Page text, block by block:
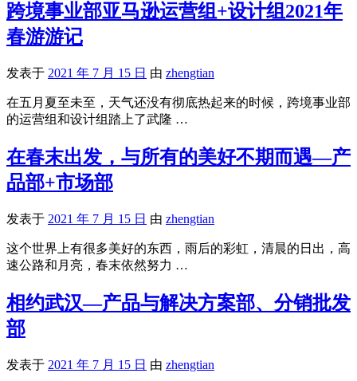
跨境事业部亚马逊运营组+设计组2021年
春游游记
发表于 2021 年 7 月 15 日 由 zhengtian
在五月夏至未至，天气还没有彻底热起来的时候，跨境事业部
的运营组和设计组踏上了武隆 …
在春末出发，与所有的美好不期而遇—产
品部+市场部
发表于 2021 年 7 月 15 日 由 zhengtian
这个世界上有很多美好的东西，雨后的彩虹，清晨的日出，高
速公路和月亮，春末依然努力 …
相约武汉—产品与解决方案部、分销批发
部
发表于 2021 年 7 月 15 日 由 zhengtian